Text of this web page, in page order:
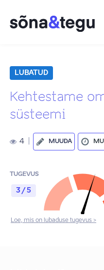
LUBATUD
Kehtestame
süsteemi
4 MUUDA
TUGEVUS
3 / 5
Loe, mis on lubaduse tugevus >